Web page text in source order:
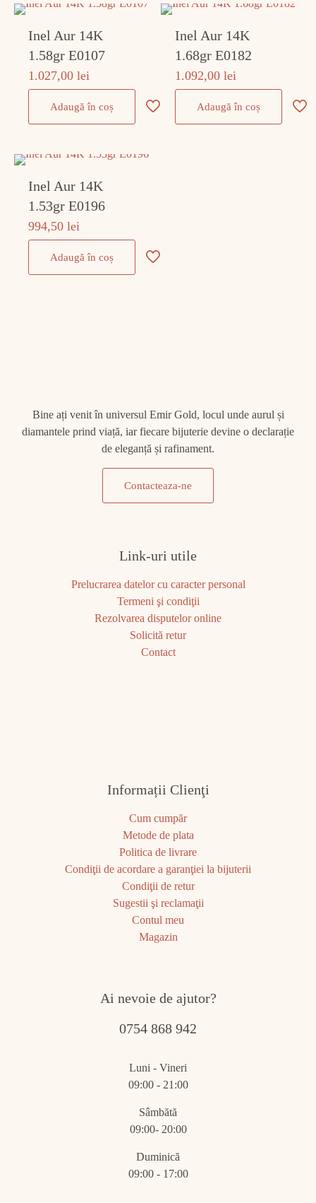
Inel Aur 14K
1.58gr E0107
1.027,00lei
Adaugă în coș
Inel Aur 14K
1.68gr E0182
1.092,00lei
Adaugă în coș
Inel Aur 14K
1.53gr E0196
994,50lei
Adaugă în coș
Bine ați venit în universul Emir Gold, locul unde aurul și
diamantele prind viață, iar fiecare bijuterie devine o declarație
de eleganță și rafinament.
Contacteaza-ne
Link-uri utile
Prelucrarea datelor cu caracter personal
Termeni şi condiţii
Rezolvarea disputelor online
Solicită retur
Contact
Informații Clienţi
Cum cumpăr
Metode de plata
Politica de livrare
Condiţii de acordare a garanţiei la bijuterii
Condiţii de retur
Sugestii şi reclamaţii
Contul meu
Magazin
Ai nevoie de ajutor?
0754 868 942
Luni - Vineri
09:00 - 21:00
Sâmbătă
09:00- 20:00
Duminică
09:00 - 17:00